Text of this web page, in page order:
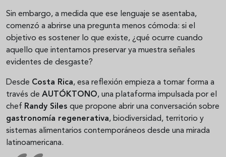
Sin embargo, a medida que ese lenguaje se asentaba,
comenzó a abrirse una pregunta menos cómoda: si el
objetivo es sostener lo que existe, ¿qué ocurre cuando
aquello que intentamos preservar ya muestra señales
evidentes de desgaste?
Desde Costa Rica, esa reflexión empieza a tomar forma a
través de AUTÓKTONO, una plataforma impulsada por el
chef Randy Siles que propone abrir una conversación sobre
gastronomía regenerativa, biodiversidad, territorio y
sistemas alimentarios contemporáneos desde una mirada
latinoamericana.